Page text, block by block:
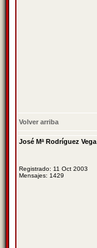
Volver arriba
José Mª Rodríguez Vega
Registrado: 11 Oct 2003
Mensajes: 1429